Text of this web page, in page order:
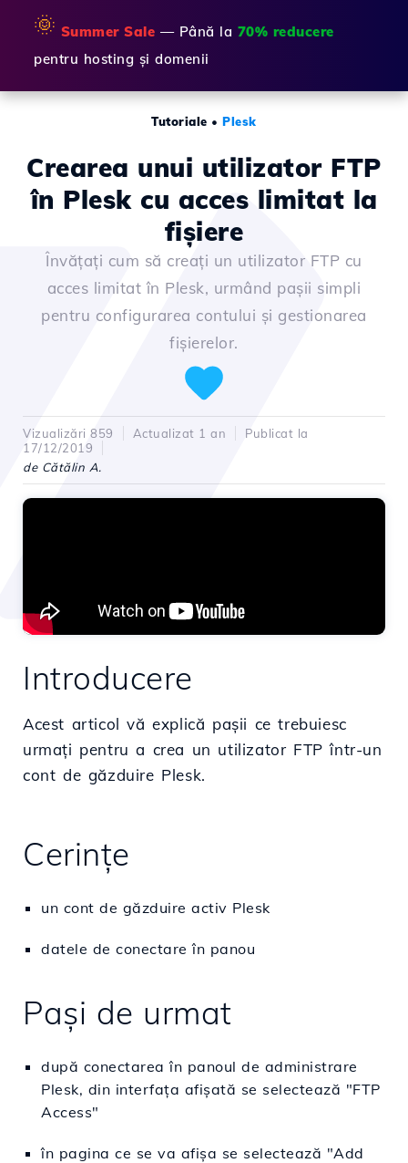
🌞 Summer Sale — Până la 70% reducere
pentru hosting și domenii
Tutoriale •Plesk
Crearea unui utilizator FTP
în Plesk cu acces limitat la
fişiere
Învățați cum să creați un utilizator FTP cu
acces limitat în Plesk, urmând pașii simpli
pentru configurarea contului și gestionarea
fișierelor.
Vizualizări 859 Actualizat 1 an
Publicat la
17/12/2019
de Cătălin A.
Introducere
Acest articol vă explică pașii ce trebuiesc
urmați pentru a crea un utilizator FTP într-un
cont de găzduire Plesk.
Cerințe
un cont de găzduire activ Plesk
datele de conectare în panou
Pași de urmat
după conectarea în panoul de administrare
Plesk, din interfața afișată se selectează "FTP
Access"
în pagina ce se va afișa se selectează "Add